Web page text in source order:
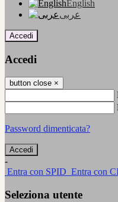
English
عربى
Accedi
Accedi
button close ×
Password dimenticata?
-
Entra con SPID Entra con
Seleziona utente